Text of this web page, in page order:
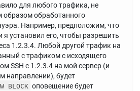
для любого трафика, не
образом обработанного
Например, предположим, что
я установил его, чтобы разрешить
1.2.3.4. Любой другой трафик на
с трафиком с исходящего
SSH с 1.2.3.4 на мой сервер (и
направлении), будет
BLOCK оповещение будет